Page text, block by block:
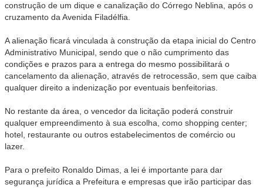
construção de um dique e canalização do Córrego Neblina, após o
cruzamento da Avenida Filadélfia.
A alienação ficará vinculada à construção da etapa inicial do Centro
Administrativo Municipal, sendo que o não cumprimento das
condições e prazos para a entrega do mesmo possibilitará o
cancelamento da alienação, através de retrocessão, sem que caiba
qualquer direito a indenização por eventuais benfeitorias.
No restante da área, o vencedor da licitação poderá construir
qualquer empreendimento à sua escolha, como shopping center;
hotel, restaurante ou outros estabelecimentos de comércio ou
lazer.
Para o prefeito Ronaldo Dimas, a lei é importante para dar
segurança jurídica a Prefeitura e empresas que irão participar das